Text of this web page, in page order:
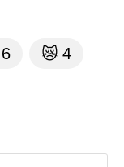
6 😿 4